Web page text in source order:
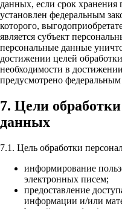
данных, если срок
установлен федеральным
которого,
является субъект
персональные данные
достижении целей
необходимости в
предусмотрено федеральным
7. Цели
данных
7.1. Цель обработки
информирование
электронных писем;
предоставление
информации и/или